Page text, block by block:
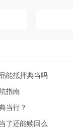
能抵押典当吗
指南
当行？
了还能赎回么